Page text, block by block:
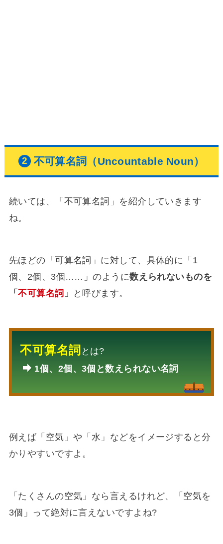
不可算名詞（Uncountable Noun）
続いては、「不可算名詞」を紹介していきます
ね。
先ほどの「可算名詞」に対して、具体的に「1
個、2個、3個……」のように数えられないものを
「不可算名詞 」 と呼びます。
不可算名詞 とは?
1個、2個、3個と数えられない名詞
例えば「空気」や「水」などをイメージすると分
かりやすいですよ。
「たくさんの空気」なら言えるけれど、「空気を
3個」って絶対に言えないですよね?